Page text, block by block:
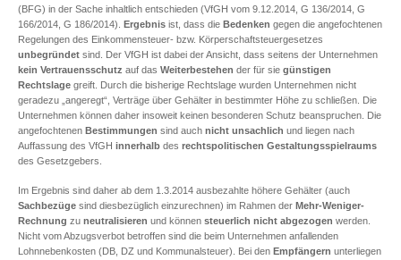
(BFG) in der Sache inhaltlich entschieden (VfGH vom 9.12.2014, G 136/2014, G
166/2014, G 186/2014). Ergebnis ist, dass die Bedenken gegen die angefochtenen
Regelungen des Einkommensteuer- bzw. Körperschaftsteuergesetzes
unbegründet sind. Der VfGH ist dabei der Ansicht, dass seitens der Unternehmen
kein Vertrauensschutz auf das Weiterbestehen der für sie günstigen
Rechtslage greift. Durch die bisherige Rechtslage wurden Unternehmen nicht
geradezu „angeregt“, Verträge über Gehälter in bestimmter Höhe zu schließen. Die
Unternehmen können daher insoweit keinen besonderen Schutz beanspruchen. Die
angefochtenen Bestimmungen sind auch nicht unsachlich und liegen nach
Auffassung des VfGH innerhalb des rechtspolitischen Gestaltungsspielraums
des Gesetzgebers.
Im Ergebnis sind daher ab dem 1.3.2014 ausbezahlte höhere Gehälter (auch
Sachbezüge sind diesbezüglich einzurechnen) im Rahmen der Mehr-Weniger-
Rechnung zu neutralisieren und können steuerlich nicht abgezogen werden.
Nicht vom Abzugsverbot betroffen sind die beim Unternehmen anfallenden
Lohnnebenkosten (DB, DZ und Kommunalsteuer). Bei den Empfängern unterliegen